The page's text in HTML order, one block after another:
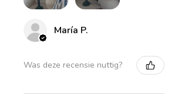
María P.
Was deze recensie nuttig?